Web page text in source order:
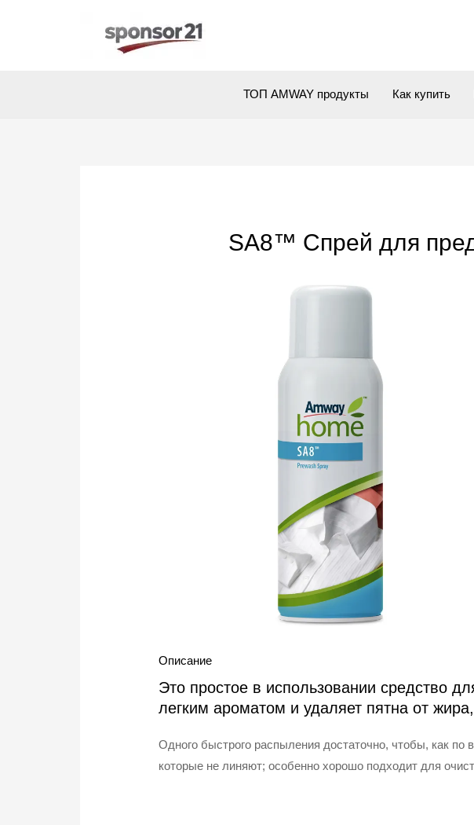
ТОП AMWAY продукты Как купить
SA8™ Спрей для
Описание
Это простое в использовании средство
легким ароматом и удаляет пятна от
Одного быстрого распыления достаточно, чтобы, как по
которые не линяют; особенно хорошо подходит для